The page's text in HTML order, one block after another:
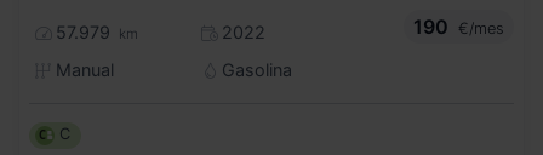
57.979 km
2022
Manual
Gasolina
190
€/mes
C